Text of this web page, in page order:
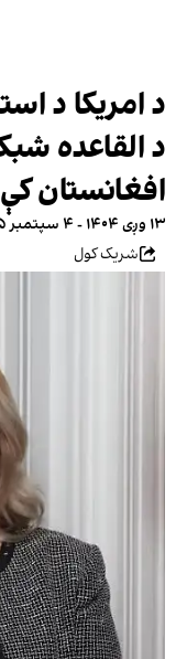
د امریکا د
د القاعده
افغانستان
۱۳ وږی ۱۴۰۴ - ۴ سپتمبر ۲۰۲۵، ۰۰:۱۵ GMT+۱
شریک کول